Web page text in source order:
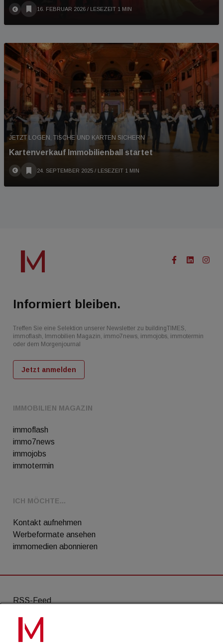
16. FEBRUAR 2026 / LESEZEIT 1 MIN
JETZT LOGEN, TISCHE UND KARTEN SICHERN
Kartenverkauf Immobilienball startet
24. SEPTEMBER 2025 / LESEZEIT 1 MIN
IMMOBILIEN MAGAZIN
immoflash
immo7news
immojobs
immotermin
ICH MÖCHTE...
Kontakt aufnehmen
Werbeformate ansehen
immomedien abonnieren
Informiert bleiben.
Treffen Sie eine Selektion unserer Newsletter zu buildingTIMES,
immoflash, Immobilien Magazin, immo7news, immojobs, immotermin
oder dem Morgenjournal
Jetzt anmelden
RSS-Feed
AGB
Datenschutz